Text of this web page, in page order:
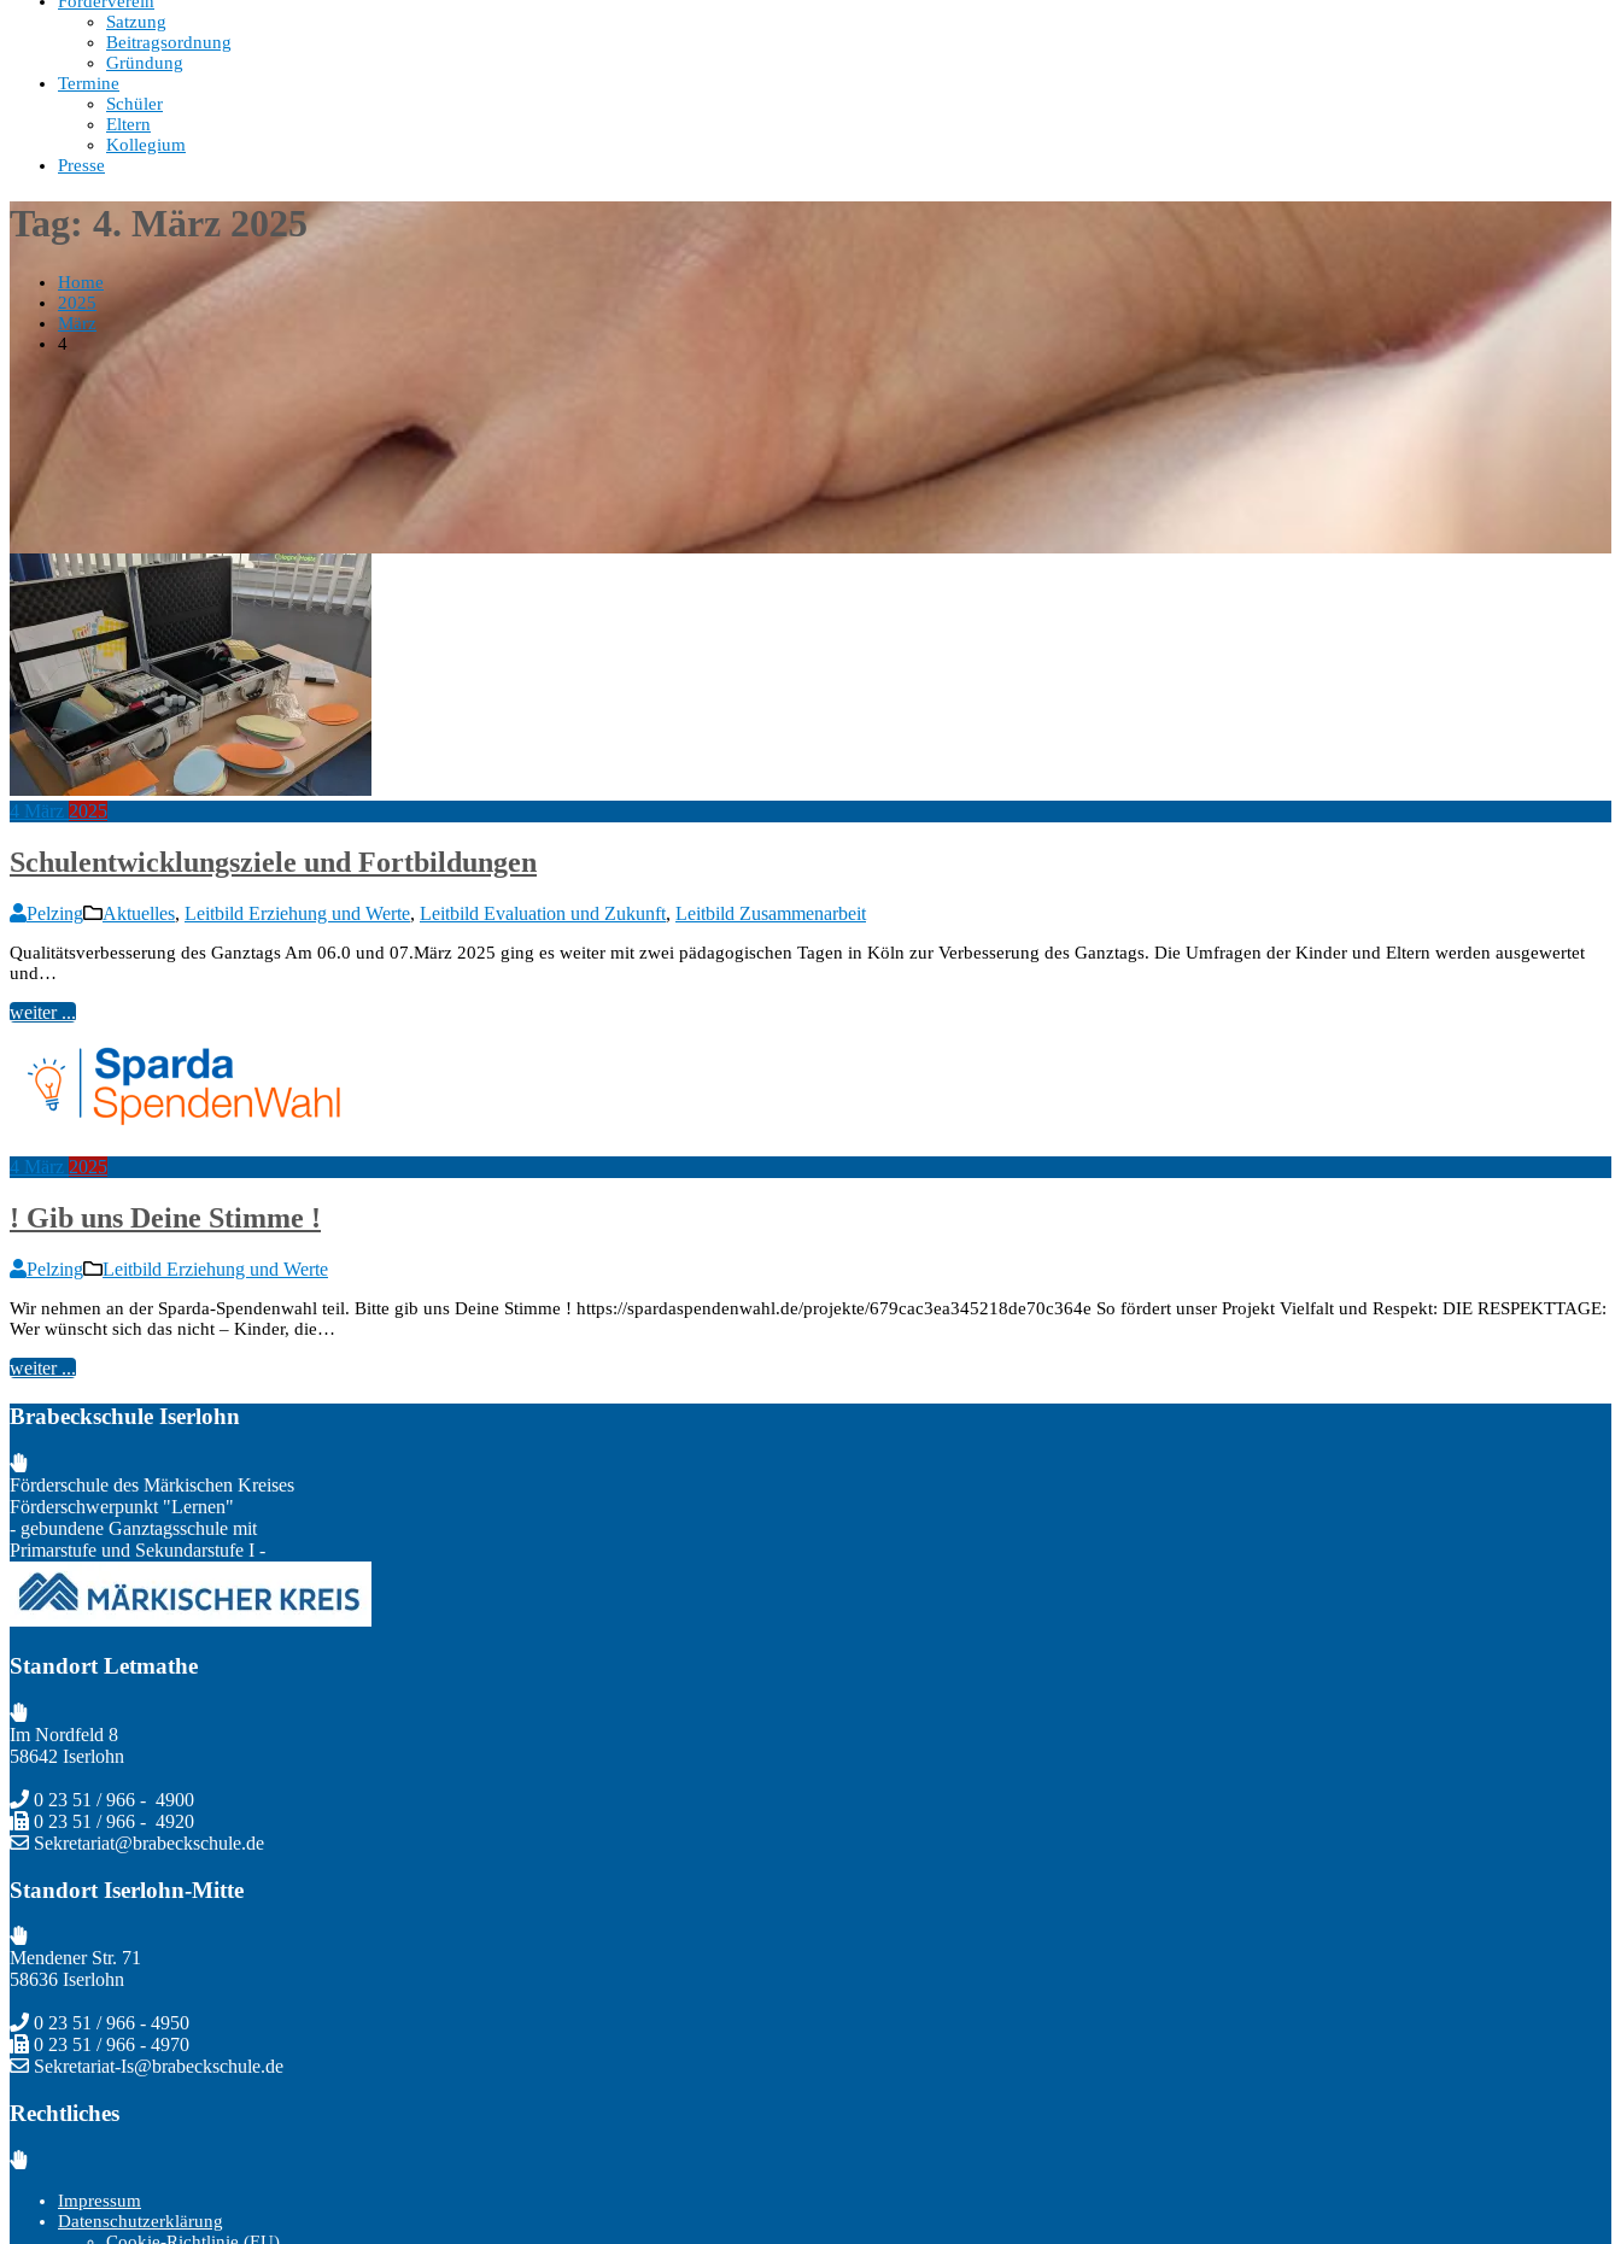
Satzung
Beitragsordnung
Gründung
Termine
Schüler
Eltern
Kollegium
Presse
Tag: 4. März 2025
Home
2025
März
4
4 März 2025
Schulentwicklungsziele und Fortbildungen
Pelzing Aktuelles, Leitbild Erziehung und Werte, Leitbild Evaluation und Zukunft, Leitbild Zusammenarbeit
Qualitätsverbesserung des Ganztags Am 06.0 und 07.März 2025 ging es weiter mit zwei pädagogischen Tagen in Köln zur Verbesserung des Ganztags. Die Umfragen der Kinder und Eltern werden ausgewertet
und…
weiter ...
4 März 2025
! Gib uns Deine Stimme !
Pelzing Leitbild Erziehung und Werte
Wir nehmen an der Sparda-Spendenwahl teil. Bitte gib uns Deine Stimme ! https://spardaspendenwahl.de/projekte/679cac3ea345218de70c364e So fördert unser Projekt Vielfalt und Respekt: DIE RESPEKTTAGE:
Wer wünscht sich das nicht – Kinder, die…
weiter ...
Brabeckschule Iserlohn
Förderschule des Märkischen Kreises
Förderschwerpunkt "Lernen"
- gebundene Ganztagsschule mit
Primarstufe und Sekundarstufe I -
Standort Letmathe
Im Nordfeld 8
58642 Iserlohn
0 23 51 / 966 - 4900
0 23 51 / 966 - 4920
Sekretariat@brabeckschule.de
Standort Iserlohn-Mitte
Mendener Str. 71
58636 Iserlohn
0 23 51 / 966 - 4950
0 23 51 / 966 - 4970
Sekretariat-Is@brabeckschule.de
Rechtliches
Impressum
Datenschutzerklärung